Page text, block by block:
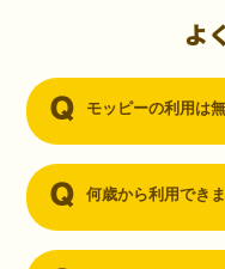
（30代・男性）
ーを知りました。クレジッ
るならと無料登録して、
よ
モッピーの利用は
何歳から利用でき